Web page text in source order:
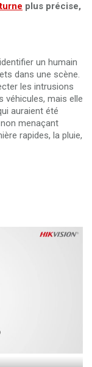
plus précise,
un humain
dans une scène.
les intrusions
véhicules, mais elle
auraient été
menaçant
rapides, la pluie,